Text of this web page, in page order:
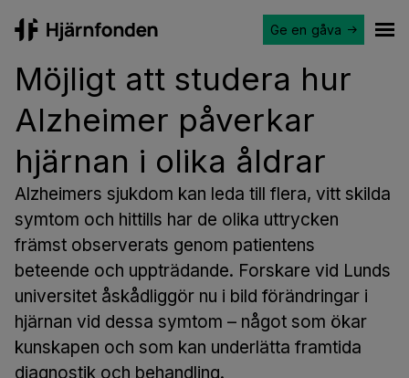
Ge en gåva
Möjligt att studera hur
Alzheimer påverkar
hjärnan i olika åldrar
Alzheimers sjukdom kan leda till flera, vitt skilda
symtom och hittills har de olika uttrycken
främst observerats genom patientens
beteende och uppträdande. Forskare vid Lunds
universitet åskådliggör nu i bild förändringar i
hjärnan vid dessa symtom – något som ökar
kunskapen och som kan underlätta framtida
diagnostik och behandling.